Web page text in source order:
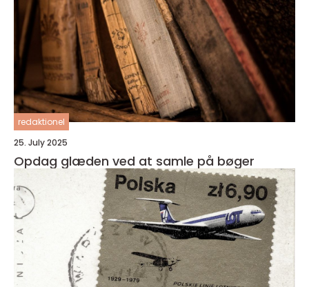
redaktionel
25. July 2025
Opdag glæden ved at samle på bøger